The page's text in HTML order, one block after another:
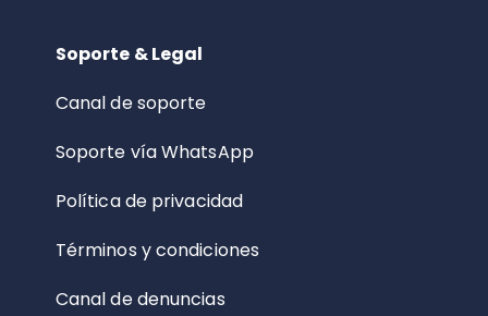
Soporte & Legal
Canal de soporte
Soporte vía WhatsApp
Política de privacidad
Términos y condiciones
Canal de denuncias